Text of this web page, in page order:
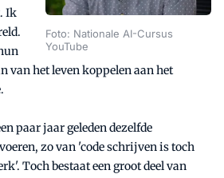
Foto: Nationale AI-Cursus
YouTube
Ik
van het leven koppelen aan het
paar jaar geleden dezelfde
zo van 'code schrijven is toch
Toch bestaat een groot deel van